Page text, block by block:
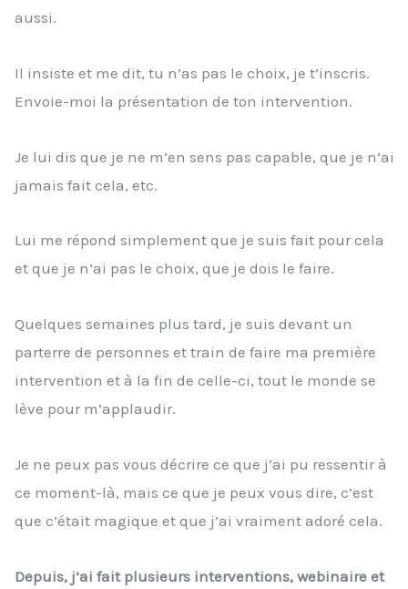
aussi.
Il insiste et me dit, tu n’as pas le choix, je t’inscris.
Envoie-moi la présentation de ton intervention.
Je lui dis que je ne m’en sens pas capable, que je n’ai
jamais fait cela, etc.
Lui me répond simplement que je suis fait pour cela
et que je n’ai pas le choix, que je dois le faire.
Quelques semaines plus tard, je suis devant un
parterre de personnes et train de faire ma première
intervention et à la fin de celle-ci, tout le monde se
lève pour m’applaudir.
Je ne peux pas vous décrire ce que j’ai pu ressentir à
ce moment-là, mais ce que je peux vous dire, c’est
que c’était magique et que j’ai vraiment adoré cela.
Depuis, j’ai fait plusieurs interventions, webinaire et